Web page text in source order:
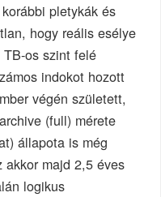
pletykák és
hogy reális esélye
os szint felé
indokot hozott
végén született,
(full) mérete
állapota is még
majd 2,5 éves
logikus